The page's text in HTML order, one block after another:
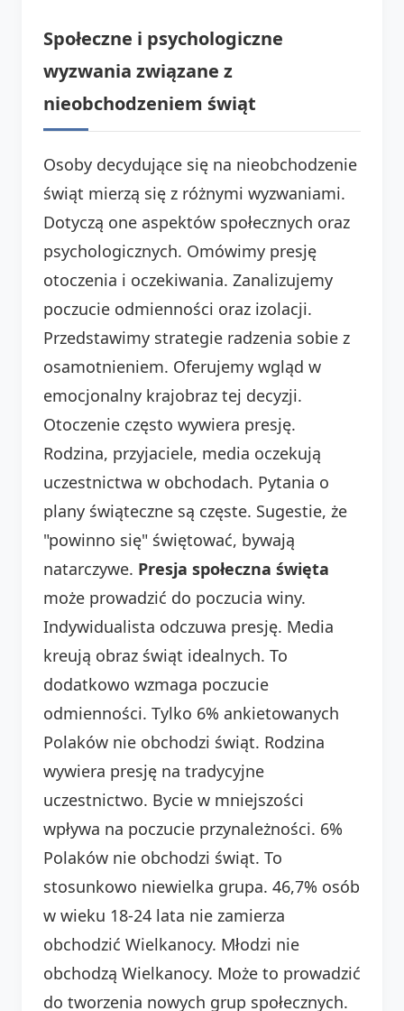
Społeczne i psychologiczne
wyzwania związane z
nieobchodzeniem świąt
Osoby decydujące się na nieobchodzenie
świąt mierzą się z różnymi wyzwaniami.
Dotyczą one aspektów społecznych oraz
psychologicznych. Omówimy presję
otoczenia i oczekiwania. Zanalizujemy
poczucie odmienności oraz izolacji.
Przedstawimy strategie radzenia sobie z
osamotnieniem. Oferujemy wgląd w
emocjonalny krajobraz tej decyzji.
Otoczenie często wywiera presję.
Rodzina, przyjaciele, media oczekują
uczestnictwa w obchodach. Pytania o
plany świąteczne są częste. Sugestie, że
"powinno się" świętować, bywają
natarczywe. Presja społeczna święta
może prowadzić do poczucia winy.
Indywidualista odczuwa presję. Media
kreują obraz świąt idealnych. To
dodatkowo wzmaga poczucie
odmienności. Tylko 6% ankietowanych
Polaków nie obchodzi świąt. Rodzina
wywiera presję na tradycyjne
uczestnictwo. Bycie w mniejszości
wpływa na poczucie przynależności. 6%
Polaków nie obchodzi świąt. To
stosunkowo niewielka grupa. 46,7% osób
w wieku 18-24 lata nie zamierza
obchodzić Wielkanocy. Młodzi nie
obchodzą Wielkanocy. Może to prowadzić
do tworzenia nowych grup społecznych.